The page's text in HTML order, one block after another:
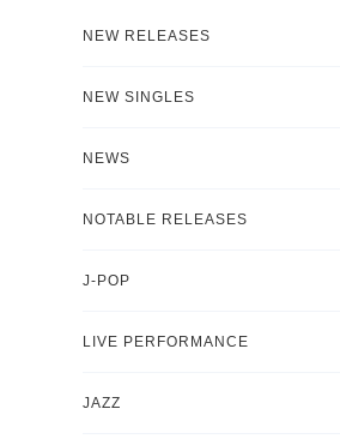
NEW RELEASES
NEW SINGLES
NEWS
NOTABLE RELEASES
J-POP
LIVE PERFORMANCE
JAZZ